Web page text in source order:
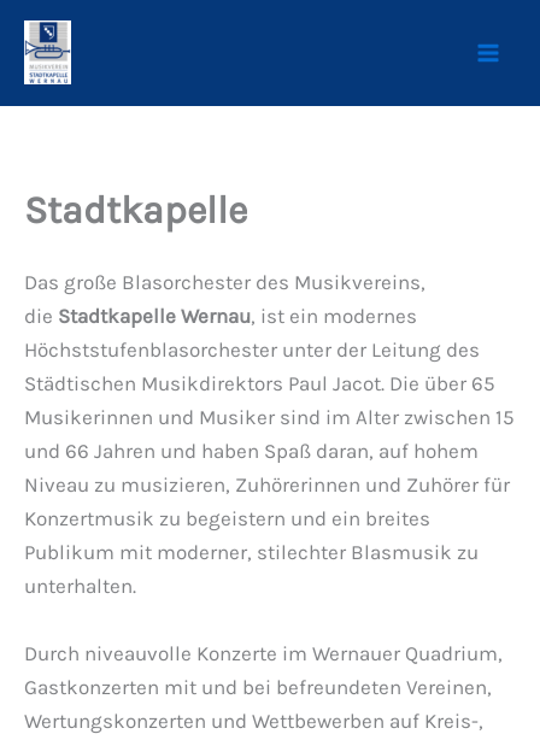
Zum
Inhalt
springen
Stadtkapelle
Das große Blasorchester des Musikvereins,
die Stadtkapelle Wernau, ist ein modernes
Höchststufenblasorchester unter der Leitung des
Städtischen Musikdirektors Paul Jacot. Die über 65
Musikerinnen und Musiker sind im Alter zwischen 15
und 66 Jahren und haben Spaß daran, auf hohem
Niveau zu musizieren, Zuhörerinnen und Zuhörer für
Konzertmusik zu begeistern und ein breites
Publikum mit moderner, stilechter Blasmusik zu
unterhalten.
Durch niveauvolle Konzerte im Wernauer Quadrium,
Gastkonzerten mit und bei befreundeten Vereinen,
Wertungskonzerten und Wettbewerben auf Kreis-,